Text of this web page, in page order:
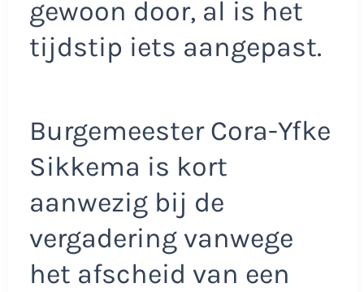
gewoon door, al is het
tijdstip iets aangepast.
Burgemeester Cora-Yfke
Sikkema is kort
aanwezig bij de
vergadering vanwege
het afscheid van een